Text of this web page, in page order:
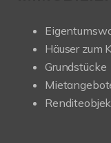
Häuser zum
Grundstücke